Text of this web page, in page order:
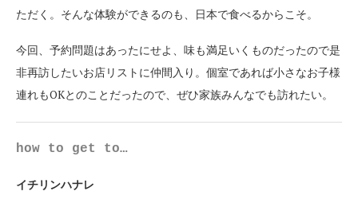
ただく。そんな体験ができるのも、日本で食べるからこそ。
今回、予約問題はあったにせよ、味も満足いくものだったので是
非再訪したいお店リストに仲間入り。個室であれば小さなお子様
連れもOKとのことだったので、ぜひ家族みんなでも訪れたい。
how to get to…
イチリンハナレ